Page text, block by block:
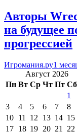
Авторы
на будущее
прогрессией
Игромания.ру1
Август 2026
Пн Вт Ср Чт Пт Сб
1
3
4 5 6 7 8
10 11 12 13 14 15
17 18 19 20 21 22